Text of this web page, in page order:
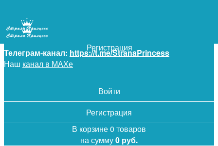
+7 (925) 5-619-619
Телеграм-канал: https://t.me/StranaPrincess
Наш канал в МАХе
Войти
Регистрация
В корзине 0 товаров
на сумму0 руб.
Регистрация